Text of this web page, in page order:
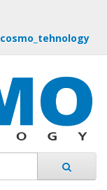
cosmo_tehnology